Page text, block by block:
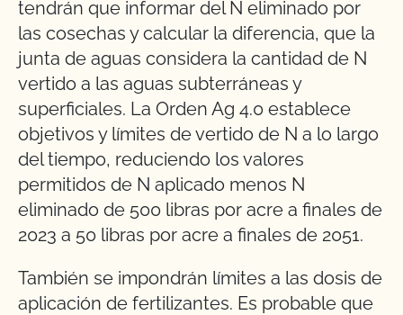
tendrán que informar del N eliminado por
las cosechas y calcular la diferencia, que la
junta de aguas considera la cantidad de N
vertido a las aguas subterráneas y
superficiales. La Orden Ag 4.0 establece
objetivos y límites de vertido de N a lo largo
del tiempo, reduciendo los valores
permitidos de N aplicado menos N
eliminado de 500 libras por acre a finales de
2023 a 50 libras por acre a finales de 2051.
También se impondrán límites a las dosis de
aplicación de fertilizantes. Es probable que